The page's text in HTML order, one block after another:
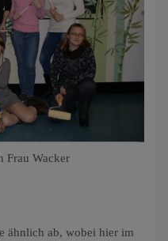
Frau Wacker
ähnlich ab, wobei hier im